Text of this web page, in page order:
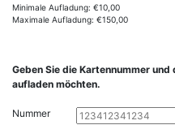
Minimale Aufladung: €10,00
Maximale Aufladung: €150,00
Geben Sie die Kartennummer und
aufladen möchten.
Nummer